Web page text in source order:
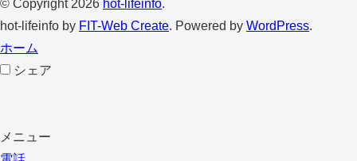
© Copyright 2026 hot-lifeinfo.
hot-lifeinfo by FIT-Web Create. Powered by WordPress.
ホーム
シェア
メニュー